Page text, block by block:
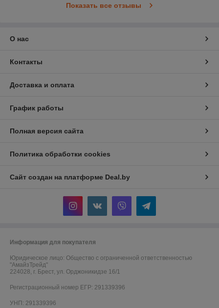
Показать все отзывы
О нас
Контакты
Доставка и оплата
График работы
Полная версия сайта
Политика обработки cookies
Сайт создан на платформе Deal.by
Информация для покупателя
Юридическое лицо: Общество с ограниченной ответственностью
"АмайзТрейд"
224028, г. Брест, ул. Орджоникидзе 16/1
Регистрационный номер ЕГР: 291339396
УНП: 291339396